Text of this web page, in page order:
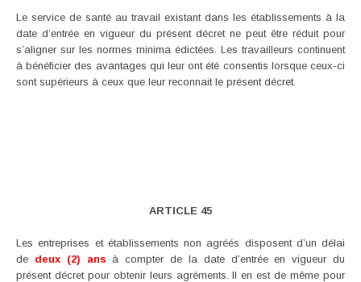
Le service de santé au travail existant dans les établissements à la
date d’entrée en vigueur du présent décret ne peut être réduit pour
s’aligner sur les normes minima édictées. Les travailleurs continuent
à bénéficier des avantages qui leur ont été consentis lorsque ceux-ci
sont supérieurs à ceux que leur reconnait le présent décret.
ARTICLE 45
Les entreprises et établissements non agréés disposent d’un délai
de deux (2) ans à compter de la date d’entrée en vigueur du
présent décret pour obtenir leurs agréments. Il en est de même pour